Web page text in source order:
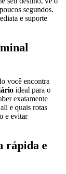
segundos.
e suporte
você encontra
ideal para o
exatamente
e quais rotas
e evitar
rápida e